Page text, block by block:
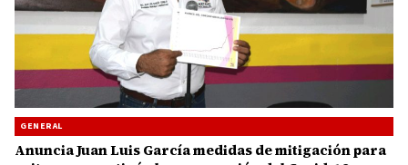
GENERAL
Anuncia Juan Luis García medidas de mitigación para